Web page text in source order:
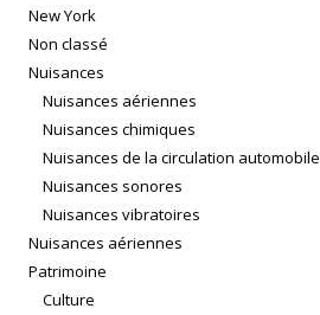
New York
Non classé
Nuisances
Nuisances aériennes
Nuisances chimiques
Nuisances de la circulation automobile
Nuisances sonores
Nuisances vibratoires
Nuisances aériennes
Patrimoine
Culture